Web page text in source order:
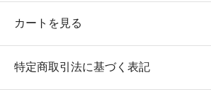
カートを見る
特定商取引法に基づく表記